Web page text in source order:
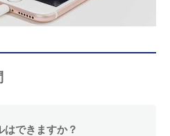
はできますか？